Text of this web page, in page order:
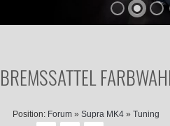
BREMSSATTEL
Position: Forum » Supra MK4 » Tuning